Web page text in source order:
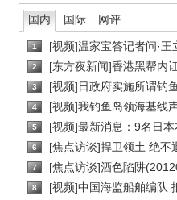
国内 国际 网评
1 [视频]温家宝答记者问·王
2 [东方夜新闻]香港黑帮内
3 [视频]日政府实施所谓钓
4 [视频]我钓鱼岛领海基线
5 [视频]最新消息：9名日本
6 [焦点访谈]捍卫领土 绝不
7 [焦点访谈]酒色陷阱
8 [视频]中国海监船舶编队